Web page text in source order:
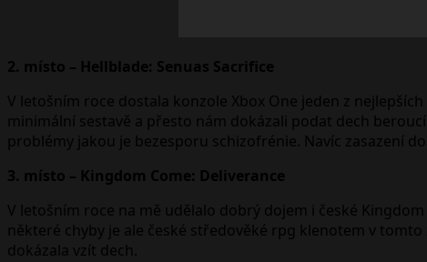
2. místo – Hellblade: Senuas Sacrifice
V letošním roce dostala konzole Xbox One jeden z
minimální sestavě a přesto nám dokázali podat dech
problémy jakou je bezesporu schizofrénie. Navíc zasazení
3. místo – Kingdom Come: Deliverance
V letošním roce na mě udělalo dobrý dojem i české
některé chyby je ale české středověké rpg klenotem v
dokázala vzít dech.